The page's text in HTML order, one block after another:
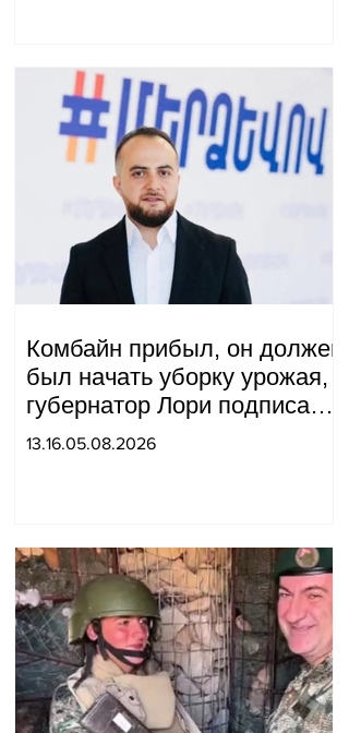
Комбайн прибыл, он должен
был начать уборку урожая,
губернатор Лори подписал
постановление о запрете
13.16.05.08.2026